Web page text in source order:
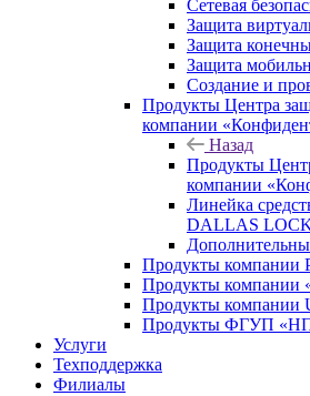
Сетевая
Защита
Защита
Защита
Создание и
Продукты Центра
компании
Назад
Продукты
компании
Линейка
DALLAS
Продукты компании
Продукты компании
Продукты компании
Продукты ФГУП
Услуги
Техподдержка
Филиалы